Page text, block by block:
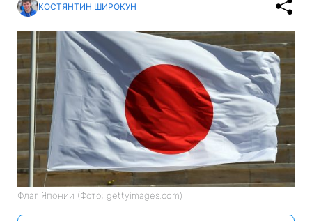
КОСТЯНТИН ШИРОКУН
Флаг Японии (Фото: gettyimages.com)